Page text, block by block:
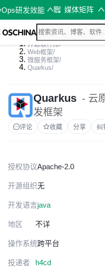
研发效能 媒体矩阵
开源软件库/
Web框架/
微服务框架/
Quarkus/
Quarkus - 云
发框架
评论 收藏 分享 纠
授权协议Apache-2.0
开源组织无
开发语言java
地区 不详
操作系统跨平台
投递者 h4cd